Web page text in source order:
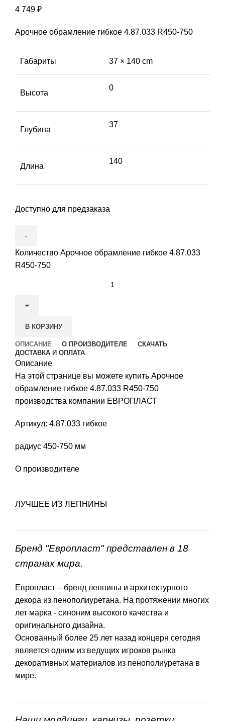
4 749 ₽
Арочное обрамление гибкое 4.87.033 R450-750
Габариты 37 × 140 cm
Высота
0
Глубина
37
Длина
140
Доступно для предзаказа
Количество Арочное обрамление гибкое 4.87.033
R450-750
В КОРЗИНУ
ОПИСАНИЕ О ПРОИЗВОДИТЕЛЕ
СКАЧАТЬ
ДОСТАВКА И ОПЛАТА
Описание
На этой странице вы можете купить Арочное
обрамление гибкое 4.87.033 R450-750
производства компании ЕВРОПЛАСТ
Артикул: 4.87.033 гибкое
радиус 450-750 мм
О производителе
ЛУЧШЕЕ ИЗ ЛЕПНИНЫ
Бренд "Европласт" представлен в 18
странах мира.
Европласт – бренд лепнины и архитектурного
декора из пенополиуретана. На протяжении многих
лет марка - синоним высокого качества и
оригинального дизайна.
Основанный более 25 лет назад концерн сегодня
является одним из ведущих игроков рынка
декоративных материалов из пенополиуретана в
мире.